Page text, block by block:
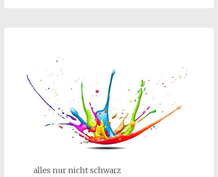
alles nur nicht schwarz